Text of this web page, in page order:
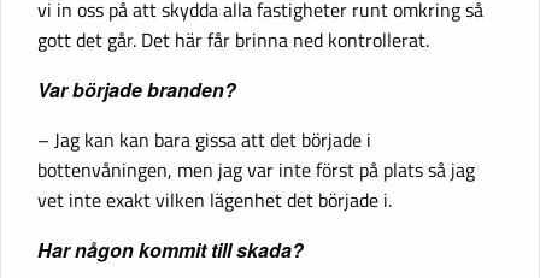
vi in oss på att skydda alla fastigheter runt omkring så
gott det går. Det här får brinna ned kontrollerat.
Var började branden?
– Jag kan kan bara gissa att det började i
bottenvåningen, men jag var inte först på plats så jag
vet inte exakt vilken lägenhet det började i.
Har någon kommit till skada?